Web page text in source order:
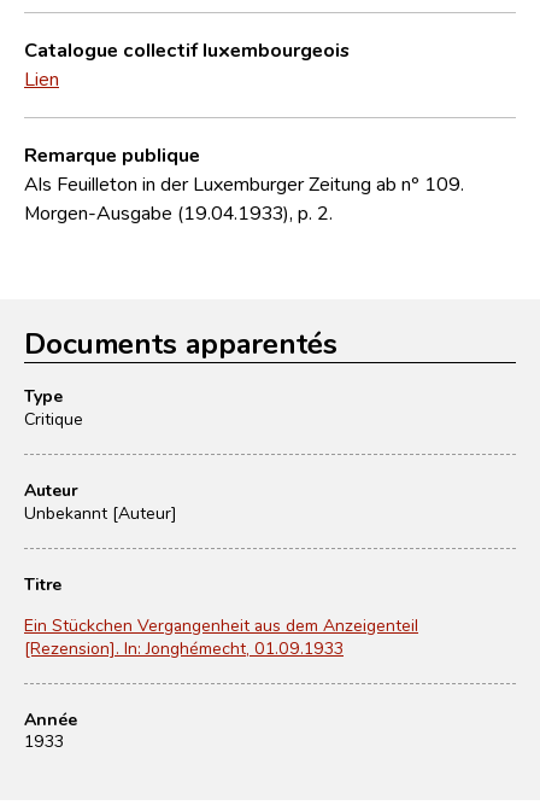
Catalogue collectif luxembourgeois
Lien
Remarque publique
Als Feuilleton in der Luxemburger Zeitung ab nº 109.
Morgen-Ausgabe (19.04.1933), p. 2.
Documents apparentés
Type
Critique
Auteur
Unbekannt [Auteur]
Titre
Ein Stückchen Vergangenheit aus dem Anzeigenteil
[Rezension]. In: Jonghémecht, 01.09.1933
Année
1933